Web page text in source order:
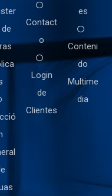
Contact
o
Login
de
Clientes
es
Conteni
do
Multime
dia